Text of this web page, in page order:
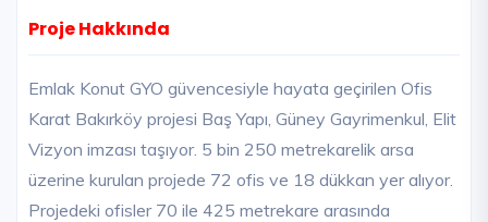
Proje Hakkında
Emlak Konut GYO güvencesiyle hayata geçirilen Ofis
Karat Bakırköy projesi Baş Yapı, Güney Gayrimenkul, Elit
Vizyon imzası taşıyor. 5 bin 250 metrekarelik arsa
üzerine kurulan projede 72 ofis ve 18 dükkan yer alıyor.
Projedeki ofisler 70 ile 425 metrekare arasında